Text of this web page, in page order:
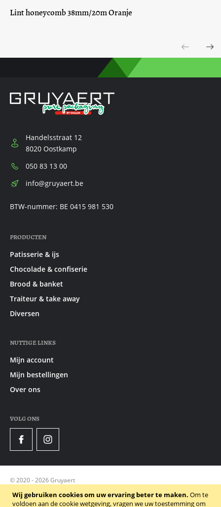
Wij gebruiken cookies om uw ervaring beter te maken. Om te
voldoen aan de cookie wetgeving, vragen we uw toestemming om
Lint honeycomb 38mm/20m Oranje
Handelsstraat 12
8020 Oostkamp
Telefoon:
050 83 13 00
E-
info@gruyaert.be
BTW-nummer: BE 0415 981 530
PRODUCTEN
Patisserie & ijs
Chocolade & confiserie
Brood & banket
Traiteur & take away
Diversen
NUTTIGE LINKS
Mijn account
Mijn bestellingen
Over ons
VOLG ONS
FacebookInstagram
© 2020 - 2026 Gruyaert
Privacy Policy